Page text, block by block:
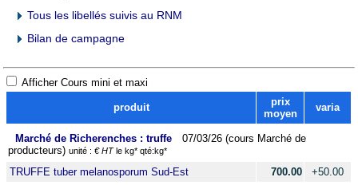
Tous les libellés suivis au RNM
Bilan de campagne
Afficher Cours mini et maxi
produit
prix
moyen
varia
Marché de Richerenches : truffe
07/03/26 (cours Marché de
producteurs) unité : € HTle kg* qté:kg*
TRUFFE tuber melanosporum Sud-Est 700.00 +50.00